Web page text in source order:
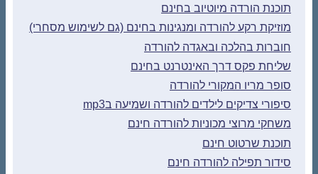
תוכנת הורדה מיוטיוב בחינם
מוזיקת רקע להורדה ומנגינות בחינם (גם לשימוש מסחרי)
חוברות בהלכה ובאגדה להורדה
שליחת פקס דרך האינטרנט בחינם
סופר מריו המקורי להורדה
סיפורי צדיקים לילדים להורדה ושמיעה בmp3
משחקי מרוצי מכוניות להורדה חינם
תוכנת שרטוט חינם
סידור תפילה להורדה חינם